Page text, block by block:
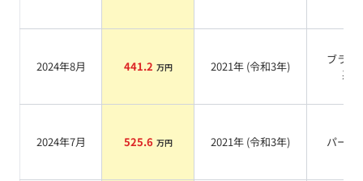
2024年8月 441.2 万円 2021年 (令和3年)
ブラッ
系
2024年7月 525.6 万円 2021年 (令和3年) パール